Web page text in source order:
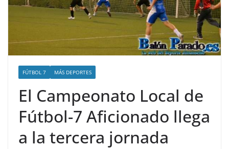
FÚTBOL 7 MÁS DEPORTES
El Campeonato Local de
Fútbol-7 Aficionado llega
a la tercera jornada